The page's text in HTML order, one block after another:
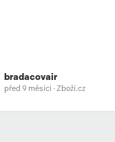
bradacovair
před 9 měsíci · Zboží.cz